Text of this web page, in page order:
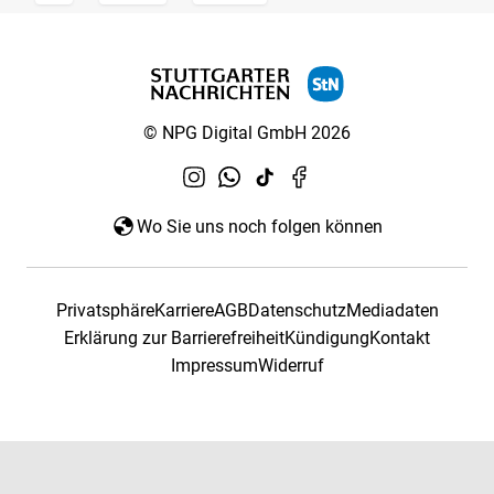
© NPG Digital GmbH 2026
Wo Sie uns noch folgen können
PrivatsphäreKarriereAGBDatenschutzMediadaten
Erklärung zur BarrierefreiheitKündigungKontakt
ImpressumWiderruf